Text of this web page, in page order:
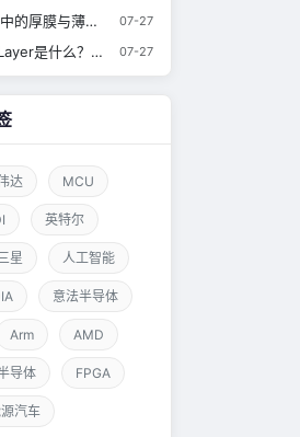
厚膜与薄膜工艺 07-27
么？有什么作用？ 07-27
达 MCU
英特尔
星 人工智能
意法半导体
Arm AMD
导体 FPGA
汽车